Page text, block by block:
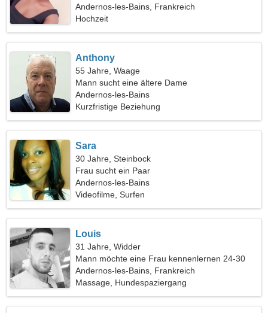
Andernos-les-Bains, Frankreich
Hochzeit
Anthony
55 Jahre, Waage
Mann sucht eine ältere Dame
Andernos-les-Bains
Kurzfristige Beziehung
Sara
30 Jahre, Steinbock
Frau sucht ein Paar
Andernos-les-Bains
Videofilme, Surfen
Louis
31 Jahre, Widder
Mann möchte eine Frau kennenlernen 24-30
Andernos-les-Bains, Frankreich
Massage, Hundespaziergang